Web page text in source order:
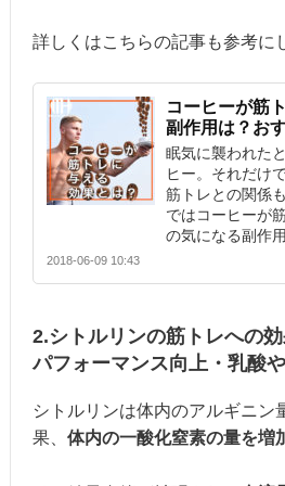
詳しくはこちらの記事も参考に
コーヒーが筋
副作用は？お
眠気に襲われた
ヒー。それだけ
筋トレとの関係
ではコーヒーが
の気になる副作
2018-06-09 10:43
2.シトルリンの筋トレへの
パフォーマンス向上・乳酸
シトルリンは体内のアルギニン
果、 体内の一酸化窒素の量を増